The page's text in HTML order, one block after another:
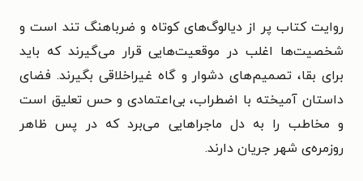
روایت کتاب پر از دیالوگ‌های کوتاه و ضرباهنگ تند است و
شخصیت‌ها اغلب در موقعیت‌هایی قرار می‌گیرند که باید
برای بقا، تصمیم‌های دشوار و گاه غیراخلاقی بگیرند. فضای
داستان آمیخته با اضطراب، بی‌اعتمادی و حس تعلیق است
و مخاطب را به دل ماجراهایی می‌برد که در پس ظاهر
روزمره‌ی شهر جریان دارند.